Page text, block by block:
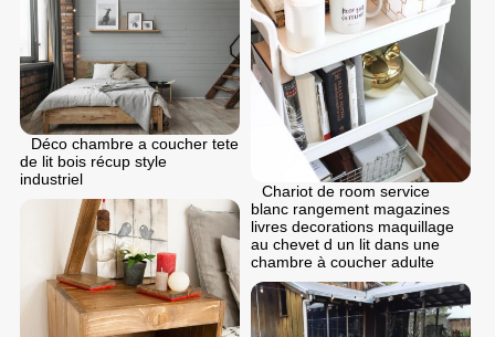
Chariot de room service
blanc rangement magazines
livres decorations maquillage
au chevet d un lit dans une
chambre à coucher adulte
Déco chambre a coucher tete
de lit bois récup style
industriel